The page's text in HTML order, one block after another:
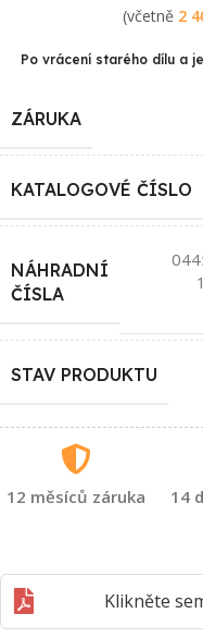
(včetně 2
Po vrácení starého dílu a
ZÁRUKA
KATALOGOVÉ ČÍSLO
NÁHRADNÍ
ČÍSLA
STAV PRODUKTU
12 měsíců záruka
14
Klikněte